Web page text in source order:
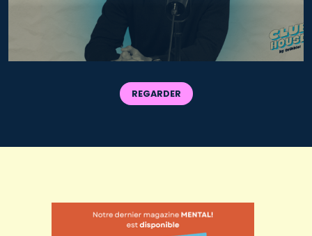
REGARDER